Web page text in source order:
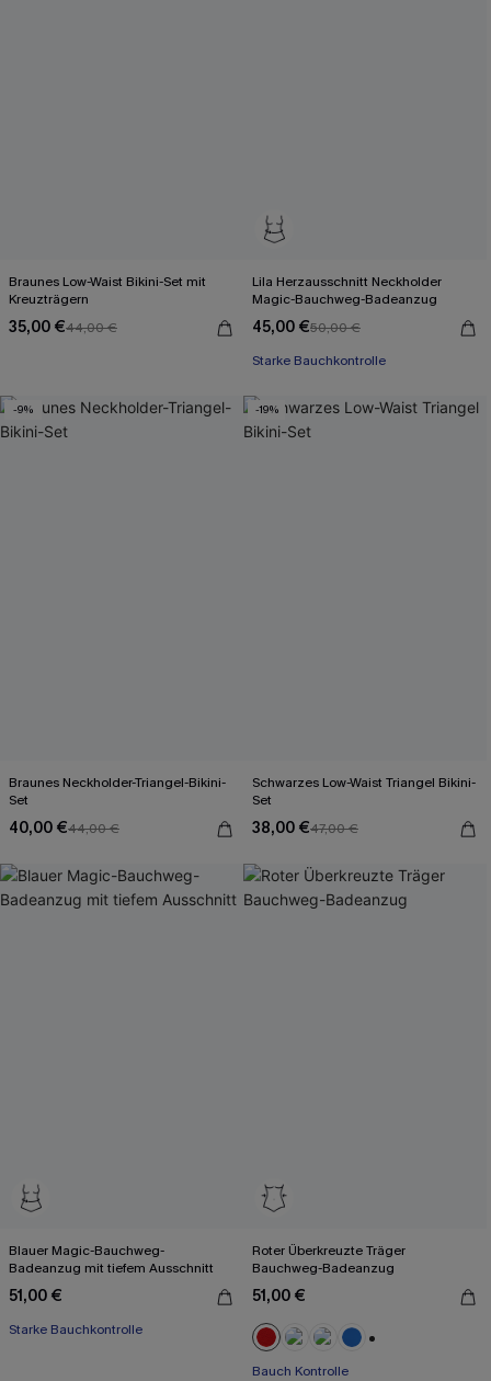
Braunes Low-Waist Bikini-Set mit
Kreuzträgern
35,00 €44,00 €
Lila Herzausschnitt Neckholder
Magic-Bauchweg-Badeanzug
45,00 €50,00 €
Starke Bauchkontrolle
-9%
Braunes Neckholder-Triangel-Bikini-
Set
40,00 €44,00 €
-19%
Schwarzes Low-Waist Triangel Bikini-
Set
38,00 €47,00 €
Blauer Magic-Bauchweg-
Badeanzug mit tiefem Ausschnitt
51,00 €
Starke Bauchkontrolle
Roter Überkreuzte Träger
Bauchweg-Badeanzug
51,00 €
Bauch Kontrolle